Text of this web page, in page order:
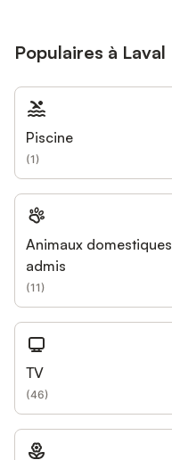
Populaires à Laval
Piscine
(1)
Animaux domestiques
admis
(11)
TV
(46)